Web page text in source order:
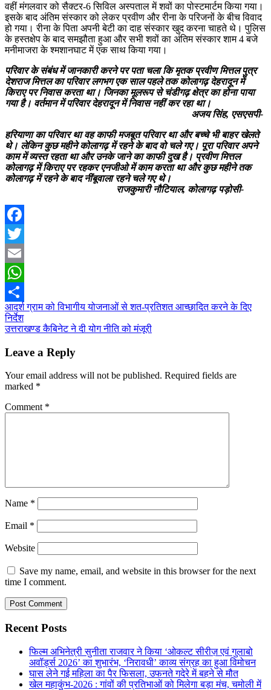
वहीं मंगलवार को सैक्टर-6 सिविल अस्पताल में शवों का पोस्टमार्टम किया गया।
इसके बाद अंतिम संस्कार को लेकर प्रवीण और रीना के परिजनों के बीच विवाद
हो गया। रीना के पिता अपनी बेटी का दाह संस्कार खुद करना चाहते थे। पुलिस
के हस्तक्षेप के बाद समझौता हुआ और सभी शवों का अंतिम संस्कार शाम 4 बजे
मनीमाजरा के श्मशानघाट में एक साथ किया गया।
परिवार के संबंध में जानकारी करने पर पता चला कि मृतक प्रवीण मित्तल पुत्र
देशराज मित्तल का परिवार लगभग एक साल पहले तक कोलागढ़ देहरादून में
किराए पर निवास करता था। जिनका मूलरूप से चंडीगढ़ क्षेत्र का होना पाया
गया है। वर्तमान में परिवार देहरादून में निवास नहीं कर रहा था।
अजय सिंह, एसएसपी-
हरियाणा का परिवार था वह काफी मजबूत परिवार था और बच्चे भी बाहर खेलते
थे। लेकिन कुछ महीने कोलागढ़ में रहने के बाद वो चले गए। पूरा परिवार अपने
काम में व्यस्त रहता था और उनके जाने का काफी दुख है। प्रवीण मित्तल
कोलागढ़ में किराए पर रहकर एनजीओ में काम करता था और कुछ महीने तक
कोलागढ़ में रहने के बाद नींबूवाला रहने चले गए थे।
राजकुमारी नौटियाल, कोलागढ़ पड़ोसी-
Facebook
Twitter
Email
WhatsApp
Share
Post
navigation
आदर्श ग्राम को विभागीय योजनाओं से शत-प्रतिशत आच्छादित करने के दिए
निर्देश
उत्तराखण्ड कैबिनेट ने दी योग नीति को मंजूरी
Leave a Reply
Your email address will not be published. Required fields are
marked *
Comment *
Name *
Email *
Website
Save my name, email, and website in this browser for the next
time I comment.
Recent Posts
फिल्म अभिनेत्री सुनीता राजवार ने किया ‘ओकल्ट सीरीज़ एवं गुलाबो
अवॉर्ड्स 2026’ का शुभारंभ, ‘निरावधी’ काव्य संग्रह का हुआ विमोचन
घास लेने गई महिला का पैर फिसला, उफनते गदेरे में बहने से मौत
खेल महाकुंभ-2026 : गांवों की प्रतिभाओं को मिलेगा बड़ा मंच, चमोली में